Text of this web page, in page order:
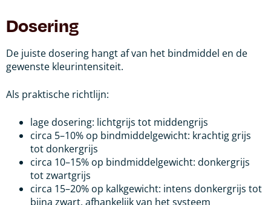
Dosering
De juiste dosering hangt af van het bindmiddel en de
gewenste kleurintensiteit.
Als praktische richtlijn:
lage dosering: lichtgrijs tot middengrijs
circa 5–10% op bindmiddelgewicht: krachtig grijs
tot donkergrijs
circa 10–15% op bindmiddelgewicht: donkergrijs
tot zwartgrijs
circa 15–20% op kalkgewicht: intens donkergrijs tot
bijna zwart, afhankelijk van het systeem